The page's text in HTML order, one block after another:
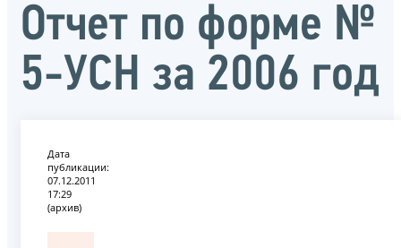
Отчет по форме №
5-УСН за 2006 год
Дата
публикации:
07.12.2011
17:29
(архив)